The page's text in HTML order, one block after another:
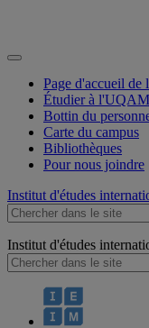
Page d'accueil
Étudier à l'UQAM
Bottin du
Carte du campus
Bibliothèques
Pour nous joindre
Institut d'études
Institut d'études